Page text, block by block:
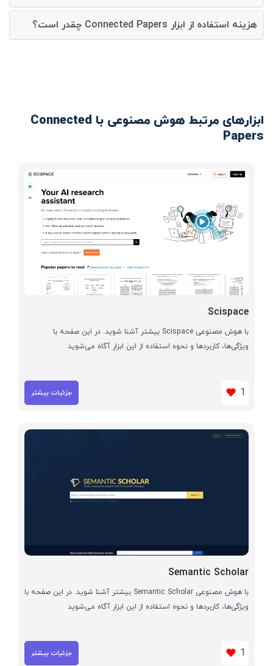
هزینه استفاده از ابزار Connected Papers چقدر است؟
ابزارهای مرتبط هوش مصنوعی با Connected
Papers
Scispace
با هوش مصنوعی Scispace بیشتر آشنا شوید. در این صفحه با
ویژگی‌ها، کاربردها و نحوه استفاده از این ابزار آگاه می‌شوید
1 جزئیات بیشتر
Semantic Scholar
با هوش مصنوعی Semantic Scholar بیشتر آشنا شوید. در این صفحه با
ویژگی‌ها، کاربردها و نحوه استفاده از این ابزار آگاه می‌شوید
1 جزئیات بیشتر